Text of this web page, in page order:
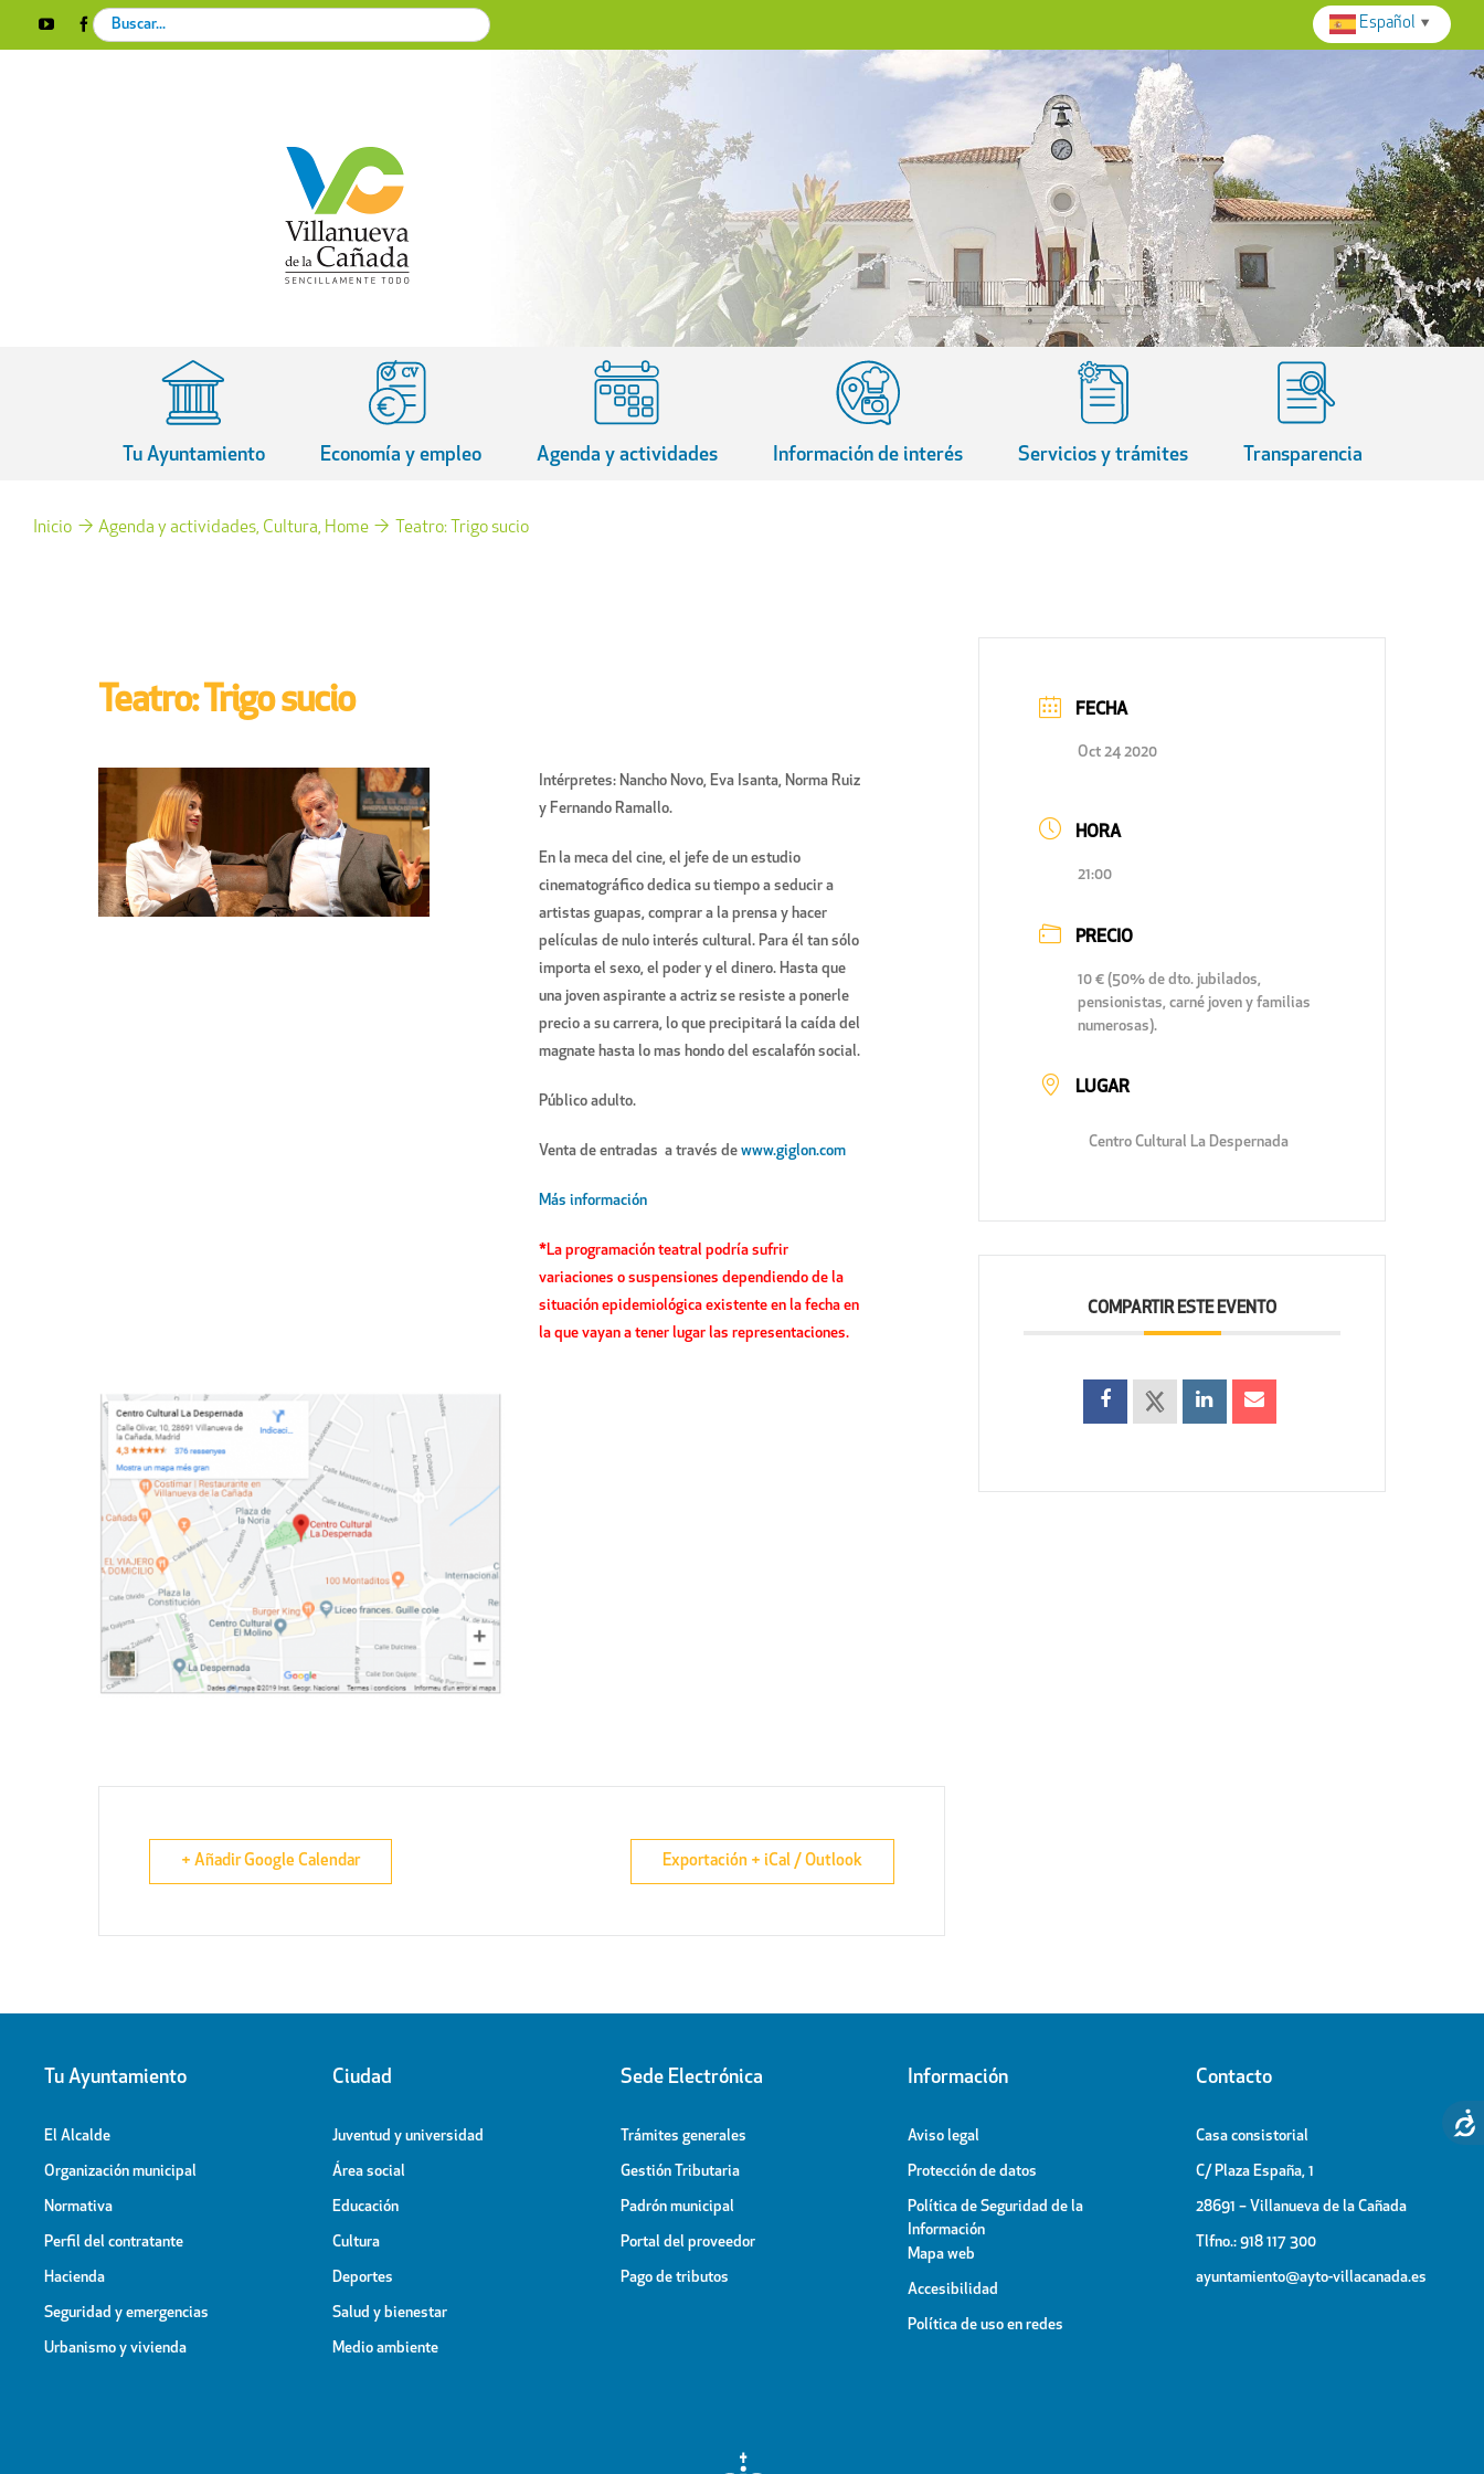
YouTubeFacebookInstagram
X
Search
for:
Tu Ayuntamiento Economía y empleo Agenda y actividades Información de interés Servicios y trámites Transparencia
Inicio Agenda y actividades Cultura Home Teatro: Trigo sucio
Teatro: Trigo sucio
Intérpretes: Nancho Novo, Eva Isanta, Norma Ruiz
y Fernando Ramallo.
En la meca del cine, el jefe de un estudio
cinematográfico dedica su tiempo a seducir a
artistas guapas, comprar a la prensa y hacer
películas de nulo interés cultural. Para él tan sólo
importa el sexo, el poder y el dinero. Hasta que
una joven aspirante a actriz se resiste a ponerle
precio a su carrera, lo que precipitará la caída del
magnate hasta lo mas hondo del escalafón social.
Público adulto.
Venta de entradas a través de www.giglon.com
Más información
*La programación teatral podría sufrir
variaciones o suspensiones dependiendo de la
situación epidemiológica existente en la fecha en
la que vayan a tener lugar las representaciones.
+ Añadir Google Calendar Exportación + iCal / Outlook
FECHA
Oct 24 2020
HORA
21:00
PRECIO
10 € (50% de dto. jubilados,
pensionistas, carné joven y familias
numerosas).
LUGAR
Centro Cultural La Despernada
COMPARTIR ESTE EVENTO
Tu Ayuntamiento
El Alcalde
Organización municipal
Normativa
Perfil del contratante
Hacienda
Seguridad y emergencias
Urbanismo y vivienda
Ciudad
Juventud y universidad
Área social
Educación
Cultura
Deportes
Salud y bienestar
Medio ambiente
Sede Electrónica
Trámites generales
Gestión Tributaria
Padrón municipal
Portal del proveedor
Pago de tributos
Información
Aviso legal
Protección de datos
Política de Seguridad de la
Información
Mapa web
Accesibilidad
Política de uso en redes
Contacto
Casa consistorial
C/ Plaza España, 1
28691 – Villanueva de la Cañada
Tlfno.: 918 117 300
ayuntamiento@ayto-villacanada.es
Español ▼